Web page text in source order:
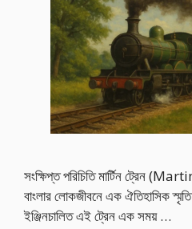
সংক্ষিপ্ত পরিচিতি মার্টিন ট্রেন
বাংলার লোকজীবনে এক ঐতিহাসিক
ইঞ্জিনচালিত এই ট্রেন এক সময় …